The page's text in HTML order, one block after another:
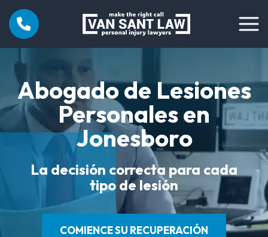
Abogado de Lesiones
Personales en
Jonesboro
La decisión correcta para cada
tipo de lesión
COMIENCE SU RECUPERACIÓN